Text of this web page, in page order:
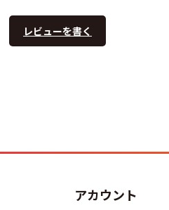
レビューを書く
アカウント